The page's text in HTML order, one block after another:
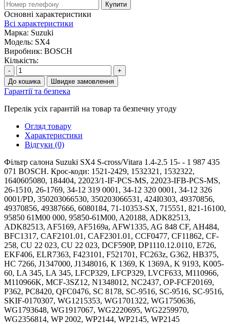
Купити
Основні характеристики
Всі характеристики
Марка: Suzuki
Модель: SX4
Виробник: BOSCH
Кількість:
-
+
До кошика
Швидке замовлення
Гарантії та безпека
Перелік усіх гарантій на товар та безпечну угоду
Огляд товару
Характеристики
Відгуки (0)
Фільтр салона Suzuki SX4 S-cross/Vitara 1.4-2.5 15- - 1 987 435
071 BOSCH. Крос-коди: 1521-2429, 1532321, 1532322,
1640605080, 184404, 22023/1-IF-PCS-MS, 22023-IFB-PCS-MS,
26-1510, 26-1769, 34-12 319 0001, 34-12 320 0001, 34-12 326
0001/PD, 350203066530, 350203066531, 424I0303, 49370856,
49370856, 49387666, 6080184, 71-10353-SX, 715551, 821-16100,
95850 61M00 000, 95850-61M00, A20188, ADK82513,
ADK82513, AF5169, AF5169a, AFW1335, AG 848 CF, AH484,
BFC1317, CAF2101.01, CAF2301.01, CCF0477, CF11862, CF-
258, CU 22 023, CU 22 023, DCF590P, DP1110.12.0110, E726,
EKF406, ELR7363, F423101, F521701, FC263z, G362, HB375,
HC 7266, J1347000, J1348016, K 1369, K 1369A, K 9193, K005-
60, LA 345, LA 345, LFCP329, LFCP329, LVCF633, M110966,
M110966K, MCF-3SZ12, N1348012, NC2437, OP-FCF20169,
P362, PC8420, QFC0476, SC 8178, SC-9516, SC-9516, SC-9516,
SKIF-0170307, WG1215353, WG1701322, WG1750636,
WG1793648, WG1917067, WG2220695, WG2259970,
WG2356814, WP 2002, WP2144, WP2145, WP2145